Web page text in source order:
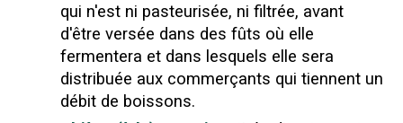
qui n'est ni pasteurisée, ni filtrée, avant
d'être versée dans des fûts où elle
fermentera et dans lesquels elle sera
distribuée aux commerçants qui tiennent un
débit de boissons.